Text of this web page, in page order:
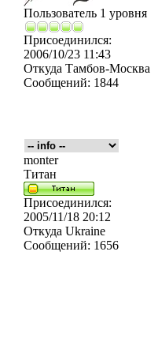
Пользователь 1 уровня
Присоединился:
2006/10/23 11:43
Откуда Тамбов-Москва
Сообщений: 1844
monter
Титан
Присоединился:
2005/11/18 20:12
Откуда Ukraine
Сообщений: 1656